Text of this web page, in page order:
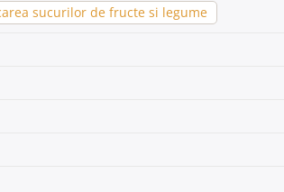
sucurilor de fructe si legume